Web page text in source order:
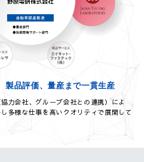
製品評価、量産まで一貫生産
力会社、グループ会社との連携）によ
多様な仕事を高いクオリティで展開して